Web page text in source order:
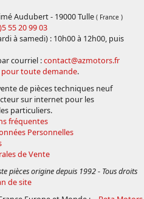
Audubert - 19000 Tulle ( France )
55 20 99 03
à samedi) : 10h00 à 12h00, puis
courriel :contact@azmotors.fr
toute demande.
de pièces techniques neuf
sur internet pour les
particuliers.
fréquentes
Personnelles
de Vente
pièces origine depuis 1992 - Tous droits
de site